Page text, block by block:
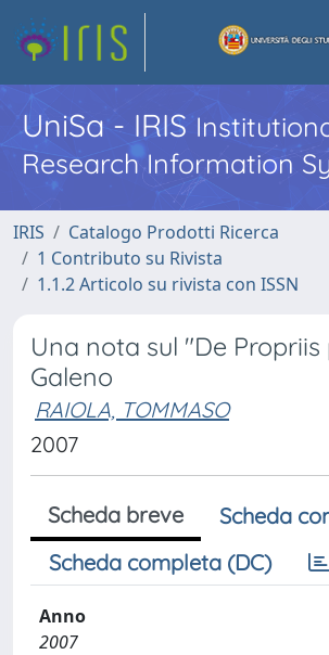
UniSa - IRIS
Research Information
IRIS
Catalogo Prodotti Ricerca
1 Contributo su Rivista
1.1.2 Articolo su rivista con ISSN
Una nota sul "De
Galeno
RAIOLA, TOMMASO
2007
Scheda breve
Scheda
Scheda completa (DC)
Anno
2007